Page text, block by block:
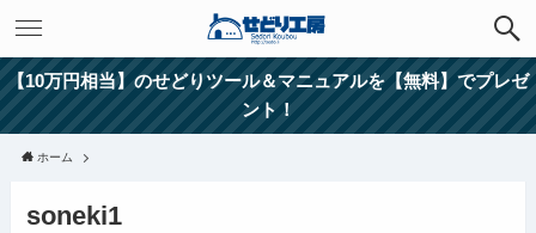
【10万円相当】のせどりツール＆マニュアルを【無料】でプレゼ
ント！
ホーム
soneki1